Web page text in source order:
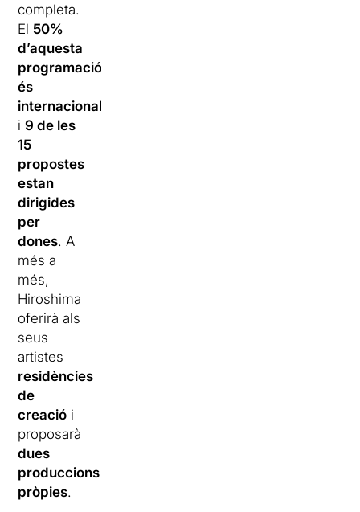
completa.
El 50%
d’aquesta
programació
és
internacional
i9 de les
15
propostes
estan
dirigides
per
dones. A
més a
més,
Hiroshima
oferirà als
seus
artistes
residències
de
creació i
proposarà
dues
produccions
pròpies.